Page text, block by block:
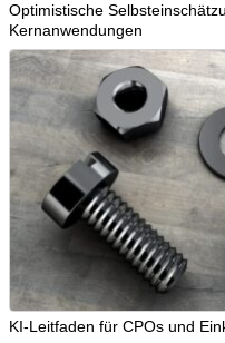
Optimistische
Kernanwendungen
KI-Leitfaden für CPOs und